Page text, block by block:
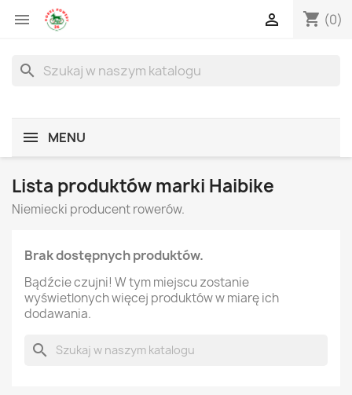
 shopping_cart (0)

search
MENU
Lista produktów marki Haibike
Niemiecki producent rowerów.
Brak dostępnych produktów.
Bądźcie czujni! W tym miejscu zostanie
wyświetlonych więcej produktów w miarę ich
dodawania.
search